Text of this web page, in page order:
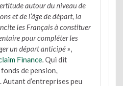
autour du niveau de
et de l’âge de départ, la
les Français à constituer
pour compléter les
un départ anticipé »
Finance . Qui dit
de pension,
Autant d’entreprises peu